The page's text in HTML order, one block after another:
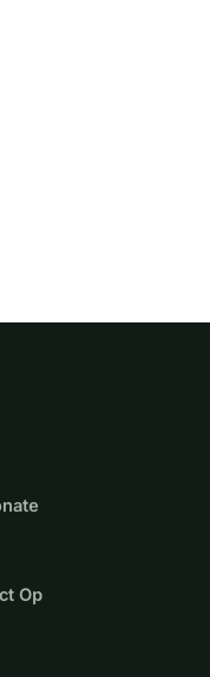
Op